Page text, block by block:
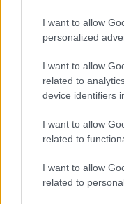
I want to allow
personalized
I want to allow
related to
device identifiers
I want to allow
related to
I want to allow
related to